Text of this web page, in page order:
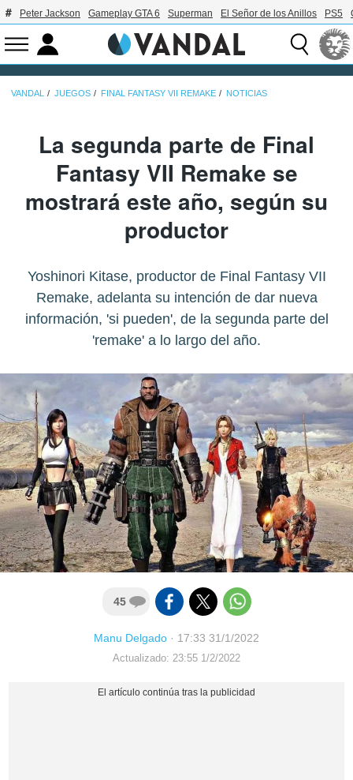
Peter Jackson Gameplay GTA 6 Superman El Señor de los Anillos PS5
VANDAL JUEGOS FINAL FANTASY VII REMAKE NOTICIAS
La segunda parte de Final
Fantasy VII Remake se
mostrará este año, según su
productor
Yoshinori Kitase, productor de Final Fantasy VII
Remake, adelanta su intención de dar nueva
información, 'si pueden', de la segunda parte del
'remake' a lo largo del año.
45
Manu Delgado · 17:33 31/1/2022
Actualizado: 23:55 1/2/2022